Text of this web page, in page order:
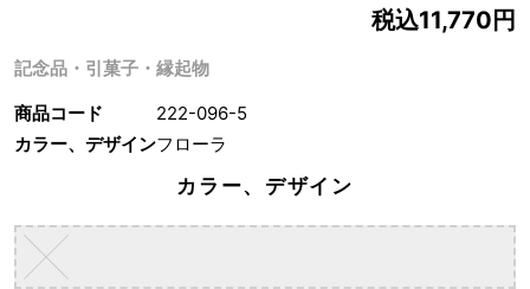
記念品・引菓子・縁起物
税込11,770円
商品コード
222-096-5
カラー、デザインフローラ
カラー、デザイン